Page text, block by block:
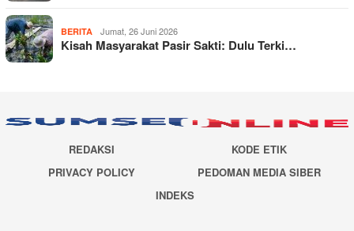
BERITA Jumat, 26 Juni 2026
Kisah Masyarakat Pasir Sakti: Dulu Terki…
REDAKSI
KODE ETIK
PRIVACY POLICY
PEDOMAN MEDIA SIBER
INDEKS